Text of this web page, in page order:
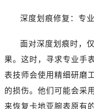
深度划痕修复：专
面对深度划痕时，
果。这时，寻求专业手
表技师会使用精细研磨
的损伤。他们可能会采
来恢复卡地亚腕表原有